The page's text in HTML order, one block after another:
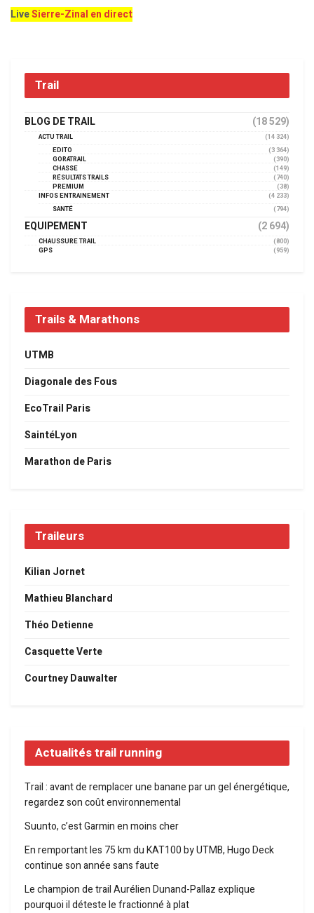
LiveSierre-Zinal en direct
Trail
BLOG DE TRAIL (18 529)
ACTU TRAIL
(14 324)
EDITO
(3 364)
GORATRAIL
(390)
CHASSE
(149)
RÉSULTATS TRAILS
(740)
PREMIUM
(38)
INFOS ENTRAINEMENT
(4 233)
SANTÉ
(794)
EQUIPEMENT (2 694)
CHAUSSURE TRAIL
(800)
GPS
(959)
Trails & Marathons
UTMB
Diagonale des Fous
EcoTrail Paris
SaintéLyon
Marathon de Paris
Traileurs
Kilian Jornet
Mathieu Blanchard
Théo Detienne
Casquette Verte
Courtney Dauwalter
Actualités trail running
Trail : avant de remplacer une banane par un gel énergétique,
regardez son coût environnemental
Suunto, c’est Garmin en moins cher
En remportant les 75 km du KAT100 by UTMB, Hugo Deck
continue son année sans faute
Le champion de trail Aurélien Dunand-Pallaz explique
pourquoi il déteste le fractionné à plat